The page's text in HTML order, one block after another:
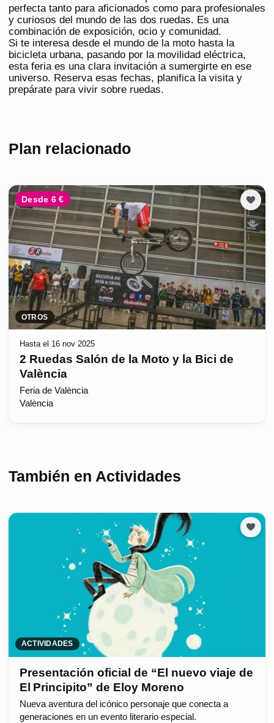
perfecta tanto para aficionados como para profesionales
y curiosos del mundo de las dos ruedas. Es una
combinación de exposición, ocio y comunidad.
Si te interesa desde el mundo de la moto hasta la
bicicleta urbana, pasando por la movilidad eléctrica,
esta feria es una clara invitación a sumergirte en ese
universo. Reserva esas fechas, planifica la visita y
prepárate para vivir sobre ruedas.
Plan relacionado
Desde 6 €
OTROS
Hasta el 16 nov 2025
2 Ruedas Salón de la Moto y la Bici de
València
Feria de València
València
También en Actividades
ACTIVIDADES
Presentación oficial de “El nuevo viaje de
El Principito” de Eloy Moreno
Nueva aventura del icónico personaje que conecta a
generaciones en un evento literario especial.